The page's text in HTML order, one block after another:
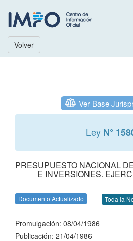
Volver
Ver Base
Ley N°
PRESUPUESTO NACIONAL
E INVERSIONES.
Documento Actualizado Toda la
Promulgación: 08/04/1986
Publicación: 21/04/1986